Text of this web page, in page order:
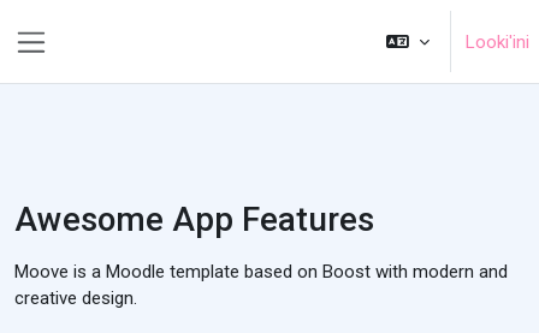
Looki'ini
Awesome App Features
Moove is a Moodle template based on Boost with modern and
creative design.